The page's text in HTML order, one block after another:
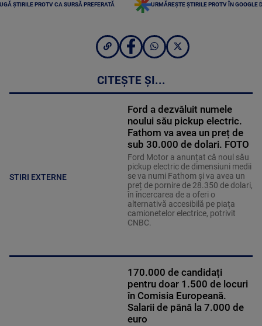
ȘTIRILE PROTV CA SURSĂ PREFERATĂ URMĂREȘTE ȘTIRILE PROTV ÎN GOOGLE
CITEȘTE ȘI...
STIRI EXTERNE
Ford a dezvăluit numele
noului său pickup electric.
Fathom va avea un preț de
sub 30.000 de dolari. FOTO
Ford Motor a anunțat că noul său
pickup electric de dimensiuni medii
se va numi Fathom și va avea un
preț de pornire de 28.350 de dolari,
în încercarea de a oferi o
alternativă accesibilă pe piața
camionetelor electrice, potrivit
CNBC.
170.000 de candidați
pentru doar 1.500 de locuri
în Comisia Europeană.
Salarii de până la 7.000 de
euro